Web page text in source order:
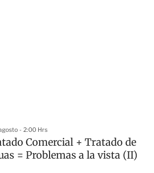
- 2:00 Hrs
Comercial + Tratado de
= Problemas a la vista (II)